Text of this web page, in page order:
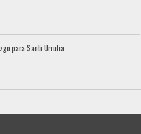
para Santi Urrutia